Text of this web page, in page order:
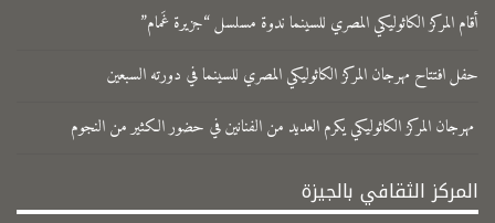
​أقام المركز الكاثوليكي المصري للسينما ندوة مسلسل “جزيرة غَمام”
حفل افتتاح مهرجان المركز الكاثوليكي المصري للسينما في دورته السبعين
مهرجان المركز الكاثوليكي يكرم العديد من الفنانين في حضور الكثير من النجوم
المركز الثقافي بالجيزة